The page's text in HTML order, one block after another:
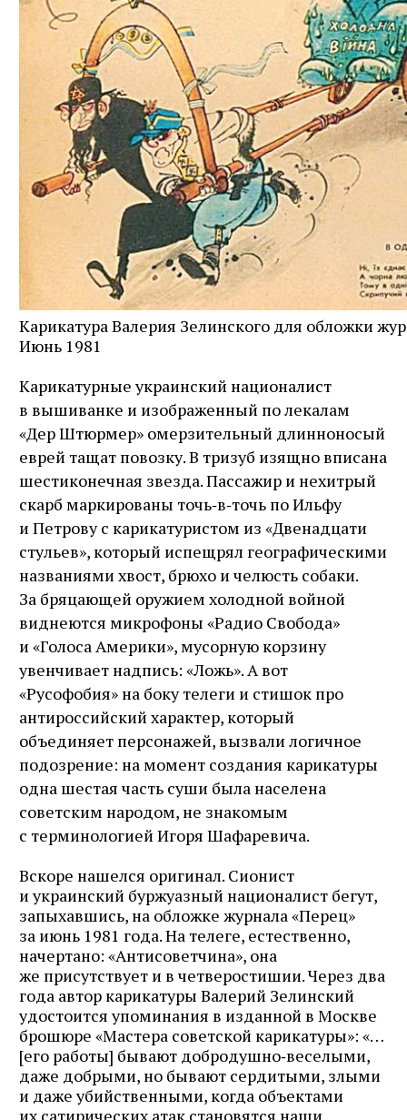
Карикатура Валерия Зелинского для обложки
Июнь 1981
Карикатурные украинский нацио­налист
в вышиванке и изображенный по лекалам
«Дер Штюрмер» омерзительный длинноносый
еврей тащат повозку. В тризуб изящно вписана
шестиконечная звезда. Пассажир и нехитрый
скарб маркированы точь‑в‑точь по Ильфу
и Петрову с карикатуристом из «Двенадцати
стульев», который испещрял географическими
названиями хвост, брюхо и челюсть собаки.
За бряцающей оружием холодной войной
виднеются микрофоны «Радио Свобода»
и «Голоса Америки», мусорную корзину
увенчивает надпись: «Ложь». А вот
«Русофобия» на боку телеги и стишок про
антироссийский характер, который
объединяет персонажей, вызвали логичное
подозрение: на момент создания карикатуры
одна шестая часть суши была населена
советским народом, не знакомым
с терминологией Игоря Шафаревича.
Вскоре нашелся оригинал. Сионист
и украинский буржуазный нацио­налист бегут,
запыхавшись, на обложке журнала «Перец»
за июнь 1981 года. На телеге, естественно,
начертано: «Антисоветчина», она
же присутствует и в четверостишии. Через два
года автор карикатуры Валерий Зелинский
удостоится упоминания в изданной в Москве
брошюре «Мастера советской карикатуры»: «…
[его работы] бывают добродушно‑веселыми,
даже добрыми, но бывают сердитыми, злыми
и даже убийственными, когда объектами
их сатирических атак становятся наши